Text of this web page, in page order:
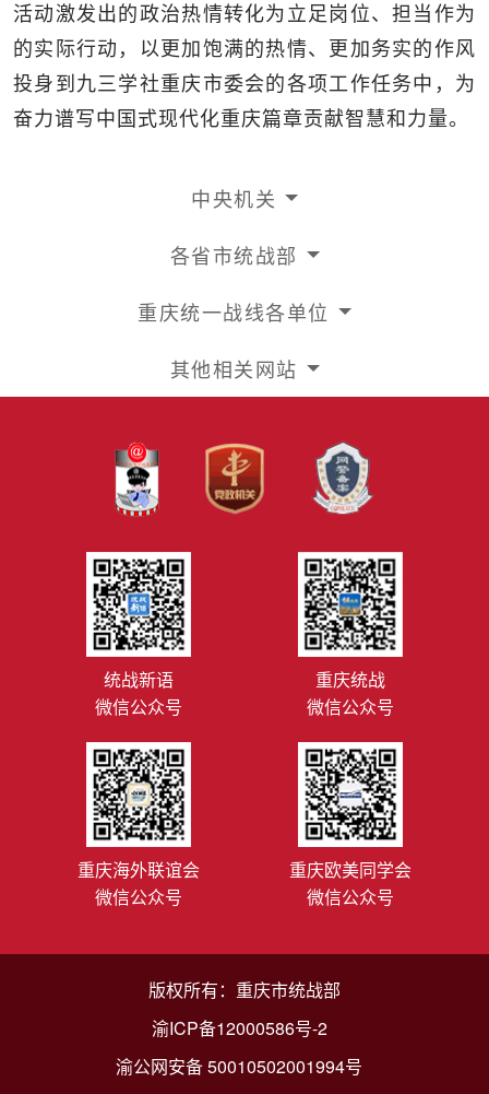
活动激发出的政治热情转化为立足岗位、担当作为
的实际行动，以更加饱满的热情、更加务实的作风
投身到九三学社重庆市委会的各项工作任务中，为
奋力谱写中国式现代化重庆篇章贡献智慧和力量。
中央机关
各省市统战部
重庆统一战线各单位
其他相关网站
统战新语
微信公众号
重庆统战
微信公众号
重庆海外联谊会
微信公众号
重庆欧美同学会
微信公众号
版权所有：重庆市统战部
渝ICP备12000586号-2
渝公网安备 50010502001994号